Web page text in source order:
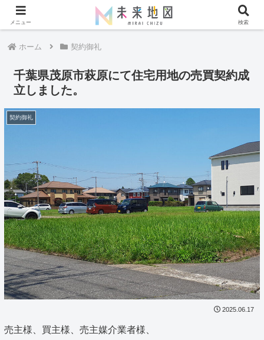
ホーム 契約御礼
千葉県茂原市萩原にて住宅用地の売買契約成
立しました。
契約御礼
2025.06.17
売主様、買主様、売主媒介業者様、
メニュー 検索